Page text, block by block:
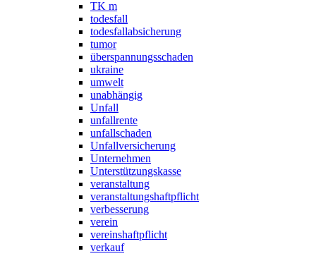
TK m
todesfall
todesfallabsicherung
tumor
überspannungsschaden
ukraine
umwelt
unabhängig
Unfall
unfallrente
unfallschaden
Unfallversicherung
Unternehmen
Unterstützungskasse
veranstaltung
veranstaltungshaftpflicht
verbesserung
verein
vereinshaftpflicht
verkauf